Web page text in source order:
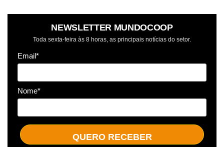
NEWSLETTER MUNDOCOOP
Toda sexta-feira às 8 horas, as principais notícias do setor.
Email*
Nome*
QUERO RECEBER